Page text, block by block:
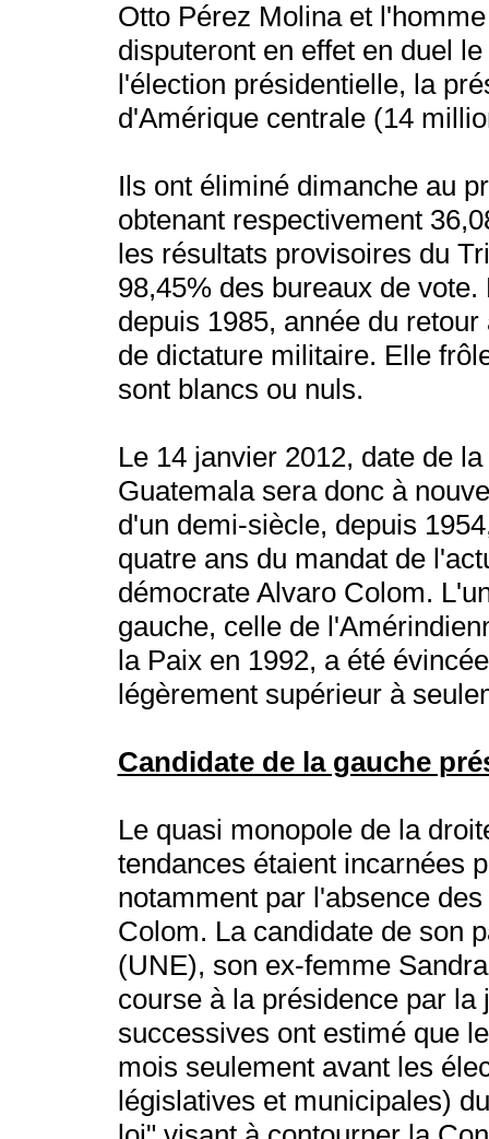
Otto Pérez Molina et
disputeront en effet en duel
l'élection présidentielle, la
d'Amérique centrale (14
Ils ont éliminé dimanche au
obtenant respectivement
les résultats provisoires du
98,45% des bureaux de
depuis 1985, année du
de dictature militaire. Elle
sont blancs ou nuls.
Le 14 janvier 2012, date de
Guatemala sera donc à
d'un demi-siècle, depuis
quatre ans du mandat de
démocrate Alvaro Colom.
gauche, celle de
la Paix en 1992, a été
légèrement supérieur à
Candidate de la gauche
Le quasi monopole de la
tendances étaient incarnées
notamment par l'absence
Colom. La candidate de son
(UNE), son ex-femme
course à la présidence par
successives ont estimé que
mois seulement avant les
législatives et municipales)